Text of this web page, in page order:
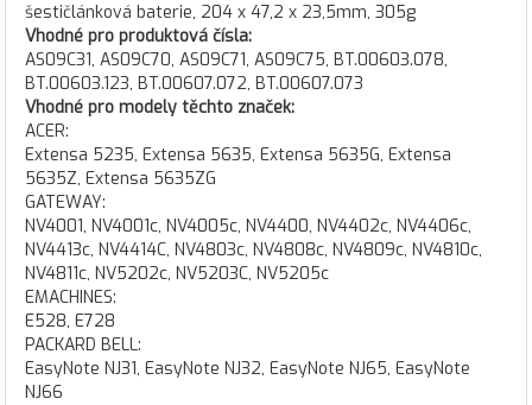
šestičlánková baterie, 204 x 47,2 x 23,5mm, 305g
Vhodné pro produktová čísla:
AS09C31, AS09C70, AS09C71, AS09C75, BT.00603.078,
BT.00603.123, BT.00607.072, BT.00607.073
Vhodné pro modely těchto značek:
ACER:
Extensa 5235, Extensa 5635, Extensa 5635G, Extensa
5635Z, Extensa 5635ZG
GATEWAY:
NV4001, NV4001c, NV4005c, NV4400, NV4402c, NV4406c,
NV4413c, NV4414C, NV4803c, NV4808c, NV4809c, NV4810c,
NV4811c, NV5202c, NV5203C, NV5205c
EMACHINES:
E528, E728
PACKARD BELL:
EasyNote NJ31, EasyNote NJ32, EasyNote NJ65, EasyNote
NJ66